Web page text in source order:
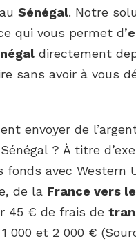
Sénégal. Notre
qui vous permet d’
directement
sans avoir à vous
envoyer de
? À titre
fonds avec Western
de la France vers
45 € de frais de
000 et 2 000 €